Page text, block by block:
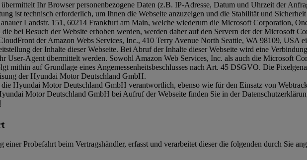
Ihr Browser personenbezogene Daten (z.B. IP-Adresse, Datum und Uhrzeit der
ist technisch erforderlich, um Ihnen die Webseite anzuzeigen und die Stabilität und
Landstr. 151, 60214 Frankfurt am Main, welche wiederum die Microsoft Corporation,
bei Besuch der Website erhoben werden, werden daher auf den Servern der der Microsoft
der Amazon Webs Services, Inc., 410 Terry Avenue North Seattle, WA 98109,
der Inhalte dieser Webseite. Bei Abruf der Inhalte dieser Webseite wird eine
User-Agent übermittelt werden. Sowohl Amazon Web Services, Inc. als auch die Microsoft
mithin auf Grundlage eines Angemessenheitsbeschlusses nach Art. 45 DSGVO. Die
der Hyundai Motor Deutschland GmbH.
Hyundai Motor Deutschland GmbH verantwortlich, ebenso wie für den Einsatz von
Motor Deutschland GmbH bei Aufruf der Webseite finden Sie in der
Probefahrt beim Vertragshändler, erfasst und verarbeitet dieser die folgenden durch Sie